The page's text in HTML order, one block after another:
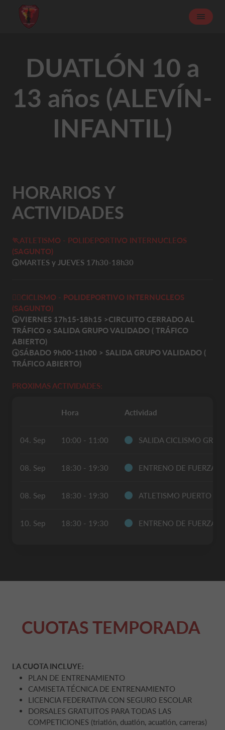
DUATLÓN 10 a
13 años (ALEVÍN-
INFANTIL)
HORARIOS Y
ACTIVIDADES
🏃ATLETISMO - POLIDEPORTIVO INTERNUCLEOS
(SAGUNTO)
🕠MARTES y JUEVES 17h30-18h30
🚴‍♀️CICLISMO - POLIDEPORTIVO INTERNUCLEOS
(SAGUNTO)
🕠VIERNES 17h15-18h15 >CIRCUITO CERRADO AL
TRÁFICO o SALIDA GRUPO VALIDADO ( TRÁFICO
ABIERTO)
🕠SÁBADO 9h00-11h00 > SALIDA GRUPO VALIDADO (
TRÁFICO ABIERTO)
PROXIMAS ACTIVIDADES:
Hora Actividad
04. Sep 10:00 - 11:00 SALIDA CICLISMO
08. Sep 18:30 - 19:30 ENTRENO DE FUERZA
08. Sep 18:30 - 19:30 ATLETISMO PUERTO
10. Sep 18:30 - 19:30 ENTRENO DE FUERZA
CUOTAS TEMPORADA
LA CUOTA INCLUYE:
PLAN DE ENTRENAMIENTO
CAMISETA TÉCNICA DE ENTRENAMIENTO
LICENCIA FEDERATIVA CON SEGURO ESCOLAR
DORSALES GRATUITOS PARA TODAS LAS
COMPETICIONES (triatlón, duatlón, acuatlón, carreras)